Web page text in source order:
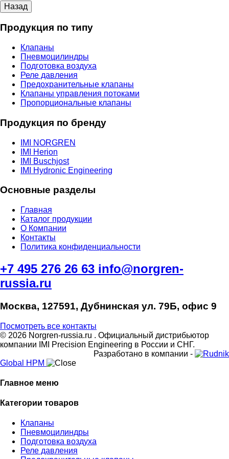
Продукция по типу
Клапаны
Пневмоцилиндры
Подготовка воздуха
Реле давления
Предохранительные клапаны
Клапаны управления потоками
Пропорциональные клапаны
Продукция по бренду
IMI NORGREN
IMI Herion
IMI Buschjost
IMI Hydronic Engineering
Основные разделы
Главная
Каталог продукции
О Компании
Контакты
Политика конфиденциальности
+7 495 276 26 63 info@norgren-
russia.ru
Москва, 127591, Дубнинская ул. 79Б, офис 9
Посмотреть все контакты
© 2026 Norgren-russia.ru . Официальный дистрибьютор
компании IMI Precision Engineering в России и СНГ.
Разработано в компании -
Global HPM
Главное меню
Категории товаров
Клапаны
Пневмоцилиндры
Подготовка воздуха
Реле давления